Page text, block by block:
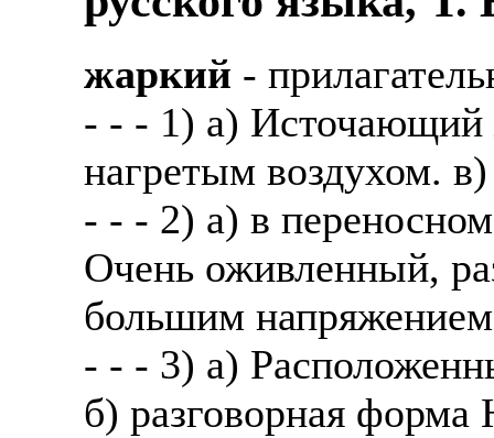
жаркий -
- - - 1) а) Источающий
нагретым воздухом.
- - - 2) а) в
Очень оживленный,
большим
- - - 3) а)
б) разговорная